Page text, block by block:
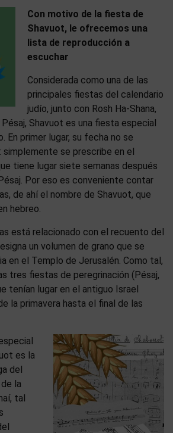
Con motivo de la fiesta de
Shavuot, le ofrecemos una
lista de reproducción a
escuchar
Considerada como una de las
principales fiestas del calendario
judío, junto con Rosh Ha-Shana,
Shavuot es una fiesta especial
En primer lugar, su fecha no se
simplemente se prescribe en el
tiene lugar siete semanas después
Por eso es conveniente contar
de ahí el nombre de Shavuot, que
hebreo.
está relacionado con el recuento del
un volumen de grano que se
en el Templo de Jerusalén. Como tal,
tres fiestas de peregrinación (Pésaj,
tenían lugar en el antiguo Israel
la primavera hasta el final de las
es la
del
la
tal